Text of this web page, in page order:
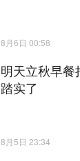
8月6日 00:58
明天立秋早
踏实了
8月5日 23:34